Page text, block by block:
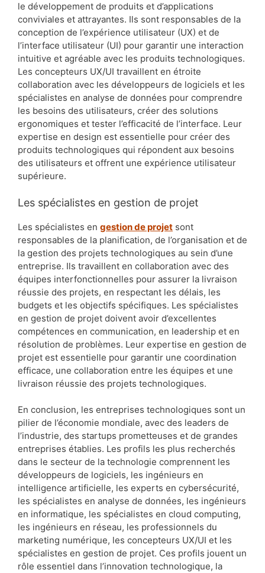
le développement de produits et d’applications
conviviales et attrayantes. Ils sont responsables de la
conception de l’expérience utilisateur (UX) et de
l’interface utilisateur (UI) pour garantir une interaction
intuitive et agréable avec les produits technologiques.
Les concepteurs UX/UI travaillent en étroite
collaboration avec les développeurs de logiciels et les
spécialistes en analyse de données pour comprendre
les besoins des utilisateurs, créer des solutions
ergonomiques et tester l’efficacité de l’interface. Leur
expertise en design est essentielle pour créer des
produits technologiques qui répondent aux besoins
des utilisateurs et offrent une expérience utilisateur
supérieure.
Les spécialistes en gestion de projet
Les spécialistes en gestion de projet sont
responsables de la planification, de l’organisation et de
la gestion des projets technologiques au sein d’une
entreprise. Ils travaillent en collaboration avec des
équipes interfonctionnelles pour assurer la livraison
réussie des projets, en respectant les délais, les
budgets et les objectifs spécifiques. Les spécialistes
en gestion de projet doivent avoir d’excellentes
compétences en communication, en leadership et en
résolution de problèmes. Leur expertise en gestion de
projet est essentielle pour garantir une coordination
efficace, une collaboration entre les équipes et une
livraison réussie des projets technologiques.
En conclusion, les entreprises technologiques sont un
pilier de l’économie mondiale, avec des leaders de
l’industrie, des startups prometteuses et de grandes
entreprises établies. Les profils les plus recherchés
dans le secteur de la technologie comprennent les
développeurs de logiciels, les ingénieurs en
intelligence artificielle, les experts en cybersécurité,
les spécialistes en analyse de données, les ingénieurs
en informatique, les spécialistes en cloud computing,
les ingénieurs en réseau, les professionnels du
marketing numérique, les concepteurs UX/UI et les
spécialistes en gestion de projet. Ces profils jouent un
rôle essentiel dans l’innovation technologique, la